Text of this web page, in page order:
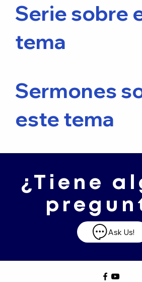
Serie sobre
tema
Sermones
este tema
¿Tiene
Ask Us!